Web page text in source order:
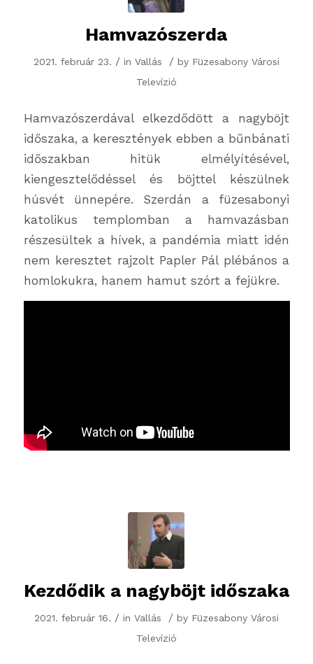
Hamvazószerda
2021. február 23. / in Vallás / by Füzesabony Városi
Televízió
Hamvazószerdával elkezdődött a nagyböjt
időszaka, a keresztények ebben a bűnbánati
időszakban hitük elmélyítésével,
kiengesztelődéssel és böjttel készülnek
húsvét ünnepére. Szerdán a füzesabonyi
katolikus templomban a hamvazásban
részesültek a hívek, a pandémia miatt idén
nem keresztet rajzolt Papler Pál plébános a
homlokukra, hanem hamut szórt a fejükre.
Kezdődik a nagyböjt időszaka
2021. február 16. / in Vallás / by Füzesabony Városi
Televízió